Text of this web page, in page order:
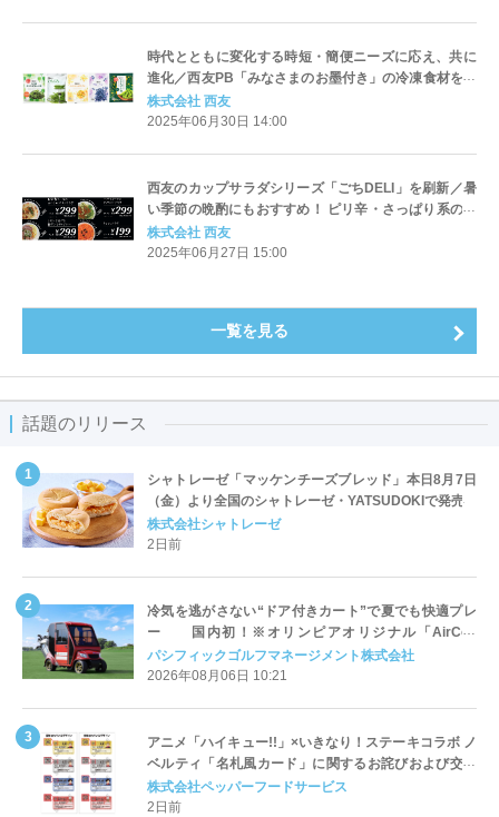
時代とともに変化する時短・簡便ニーズに応え、共に
進化／西友PB「みなさまのお墨付き」の冷凍食材をご
紹介！
株式会社 西友
2025年06月30日 14:00
西友のカップサラダシリーズ「ごちDELI」を刷新／暑
い季節の晩酌にもおすすめ！ ピリ辛・さっぱり系の新
商品3品目を6/30（月）に発売
株式会社 西友
2025年06月27日 15:00
一覧を見る
話題のリリース
シャトレーゼ「マッケンチーズブレッド」本日8月7日
（金）より全国のシャトレーゼ・YATSUDOKIで発売
株式会社シャトレーゼ
2日前
冷気を逃がさない“ドア付きカート”で夏でも快適プレ
ー 国内初！※オリンピアオリジナル「AirCon
Cart（エアコンカート）」導入 | ＰＧＭ
パシフィックゴルフマネージメント株式会社
2026年08月06日 10:21
アニメ「ハイキュー!!」×いきなり！ステーキコラボ ノ
ベルティ「名札風カード」に関するお詫びおよび交換
対応についてのご案内
株式会社ペッパーフードサービス
2日前